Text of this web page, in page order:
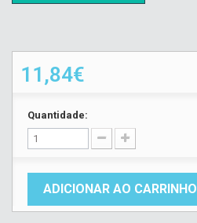
11,84€
Quantidade:
ADICIONAR AO CARRINHO